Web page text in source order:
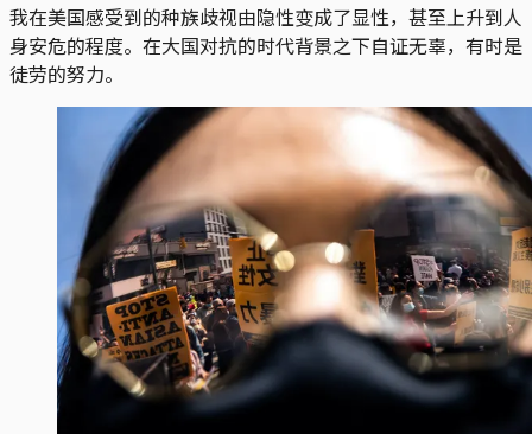
我在美国感受到的种族歧视由隐性变成了显性，甚至上升到人
身安危的程度。在大国对抗的时代背景之下自证无辜，有时是
徒劳的努力。